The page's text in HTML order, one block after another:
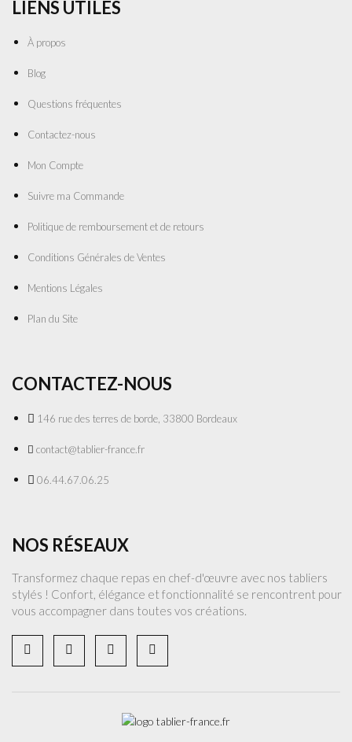
LIENS UTILES
À propos
Blog
Questions fréquentes
Contactez-nous
Mon Compte
Suivre ma Commande
Politique de remboursement et de retours
Conditions Générales de Ventes
Mentions Légales
Plan du Site
CONTACTEZ-NOUS
146 rue des terres de borde, 33800 Bordeaux
contact@tablier-france.fr
06.44.67.06.25
NOS RÉSEAUX
Transformez chaque repas en chef-d'œuvre avec nos tabliers
stylés ! Confort, élégance et fonctionnalité se rencontrent pour
vous accompagner dans toutes vos créations.